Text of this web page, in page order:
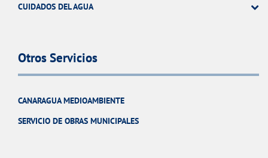
CUIDADOS DEL AGUA
Otros Servicios
CANARAGUA MEDIOAMBIENTE
SERVICIO DE OBRAS MUNICIPALES